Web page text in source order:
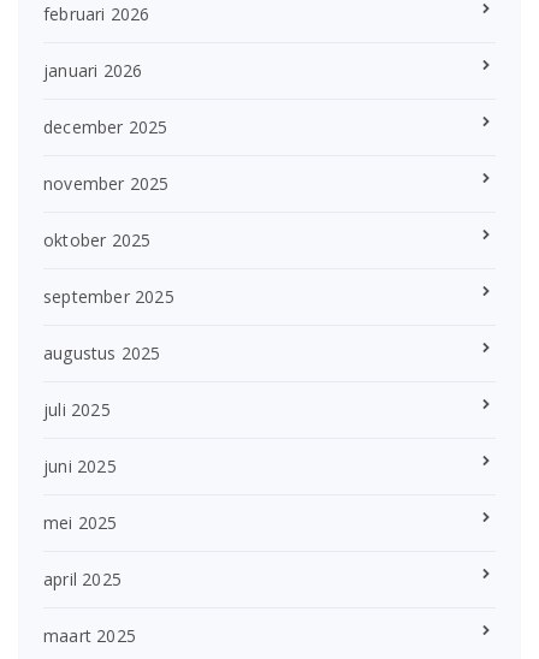
februari 2026
januari 2026
december 2025
november 2025
oktober 2025
september 2025
augustus 2025
juli 2025
juni 2025
mei 2025
april 2025
maart 2025